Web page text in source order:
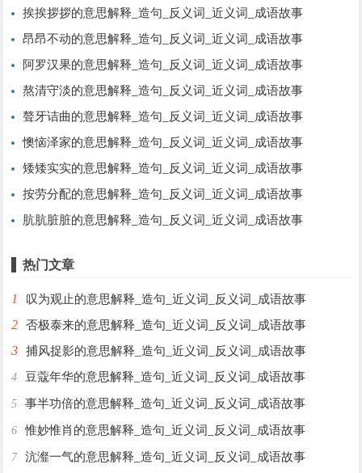
挨挨拶拶的意思解释_造句_反义词_近义词_成语故事
昂昂不动的意思解释_造句_反义词_近义词_成语故事
阿罗汉果的意思解释_造句_反义词_近义词_成语故事
熬清守淡的意思解释_造句_反义词_近义词_成语故事
聱牙诘曲的意思解释_造句_反义词_近义词_成语故事
懊恼泽家的意思解释_造句_反义词_近义词_成语故事
矮矮实实的意思解释_造句_反义词_近义词_成语故事
按劳分配的意思解释_造句_反义词_近义词_成语故事
肮肮脏脏的意思解释_造句_反义词_近义词_成语故事
热门文章
1 叹为观止的意思解释_造句_近义词_反义词_成语故事
2 否极泰来的意思解释_造句_近义词_反义词_成语故事
3 捕风捉影的意思解释_造句_近义词_反义词_成语故事
4 豆蔻年华的意思解释_造句_近义词_反义词_成语故事
5 事半功倍的意思解释_造句_近义词_反义词_成语故事
6 惟妙惟肖的意思解释_造句_近义词_反义词_成语故事
7 沆瀣一气的意思解释_造句_近义词_反义词_成语故事